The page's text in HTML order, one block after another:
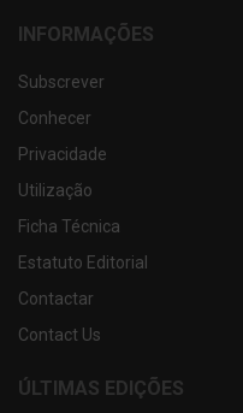
INFORMAÇÕES
Subscrever
Conhecer
Privacidade
Utilização
Ficha Técnica
Estatuto Editorial
Contactar
Contact Us
ÚLTIMAS EDIÇÕES